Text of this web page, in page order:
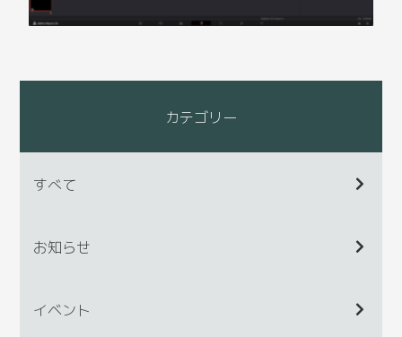
カテゴリー
すべて
お知らせ
イベント